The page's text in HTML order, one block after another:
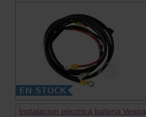
Instalacion electrica bateria Vespa